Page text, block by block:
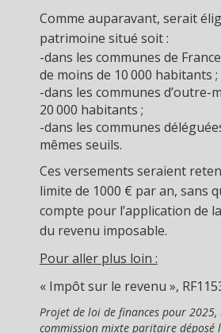
Comme auparavant, serait
patrimoine situé soit :
-dans les communes de
de moins de 10 000 habitants ;
-dans les communes d’outre-
20 000 habitants ;
-dans les communes
mêmes seuils.
Ces versements seraient
limite de 1000 € par an, sans
compte pour l’application de
du revenu imposable.
Pour aller plus loin :
« Impôt sur le revenu »,
Projet de loi de finances pour 2025,
commission mixte paritaire déposé